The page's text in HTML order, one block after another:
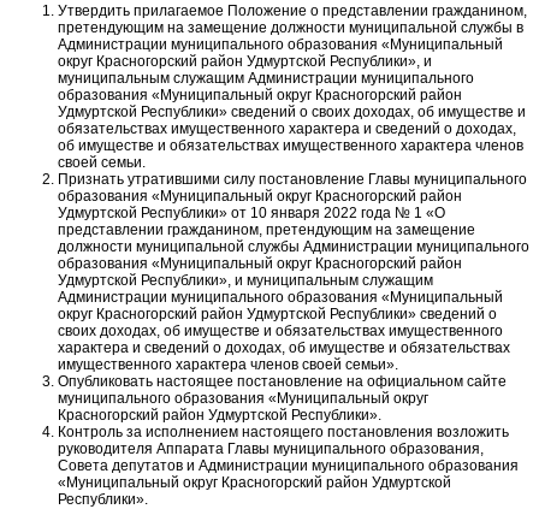
Утвердить прилагаемое Положение о представлении гражданином,
претендующим на замещение должности муниципальной службы в
Администрации муниципального образования «Муниципальный
округ Красногорский район Удмуртской Республики», и
муниципальным служащим Администрации муниципального
образования «Муниципальный округ Красногорский район
Удмуртской Республики» сведений о своих доходах, об имуществе и
обязательствах имущественного характера и сведений о доходах,
об имуществе и обязательствах имущественного характера членов
своей семьи.
Признать утратившими силу постановление Главы муниципального
образования «Муниципальный округ Красногорский район
Удмуртской Республики» от 10 января 2022 года № 1 «О
представлении гражданином, претендующим на замещение
должности муниципальной службы Администрации муниципального
образования «Муниципальный округ Красногорский район
Удмуртской Республики», и муниципальным служащим
Администрации муниципального образования «Муниципальный
округ Красногорский район Удмуртской Республики» сведений о
своих доходах, об имуществе и обязательствах имущественного
характера и сведений о доходах, об имуществе и обязательствах
имущественного характера членов своей семьи».
Опубликовать настоящее постановление на официальном сайте
муниципального образования «Муниципальный округ
Красногорский район Удмуртской Республики».
Контроль за исполнением настоящего постановления возложить
руководителя Аппарата Главы муниципального образования,
Совета депутатов и Администрации муниципального образования
«Муниципальный округ Красногорский район Удмуртской
Республики».